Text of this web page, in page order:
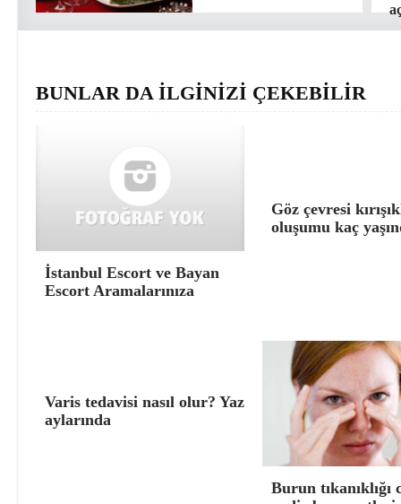
BUNLAR DA İLGİNİZİ ÇEKEBİLİR
İstanbul Escort ve Bayan
Escort Aramalarınıza
Göz çevresi
oluşumu kaç
Varis tedavisi nasıl olur? Yaz
aylarında
Burun tıkanıklığı